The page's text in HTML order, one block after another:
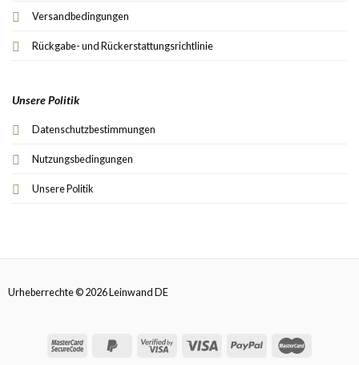
Versandbedingungen
Rückgabe- und Rückerstattungsrichtlinie
Unsere Politik
Datenschutzbestimmungen
Nutzungsbedingungen
Unsere Politik
Urheberrechte © 2026 Leinwand DE